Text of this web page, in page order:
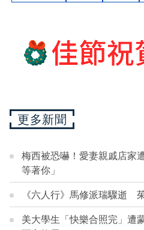
更多新聞
梅西被恐嚇！愛妻親戚店
等著你」
《六人行》馬修派瑞驟逝
美大學生「快樂合照完」